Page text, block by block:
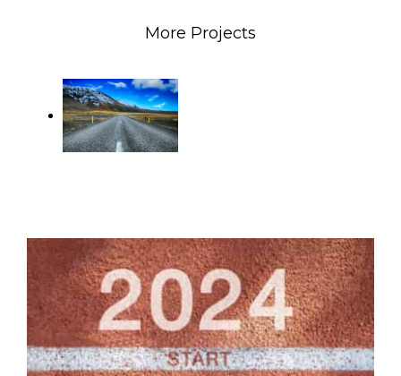
More Projects
Self
enlightenment
Charging
time
Write a
book